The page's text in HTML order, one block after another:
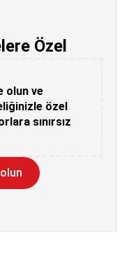
Özel
olun ve
özel
sınırsız